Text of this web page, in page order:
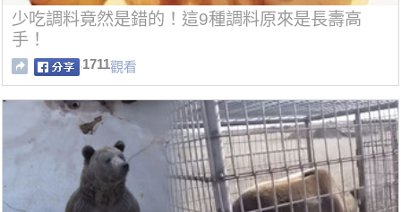
少吃調料竟然是錯的！這9種調料原來是長壽高
手！
1711觀看